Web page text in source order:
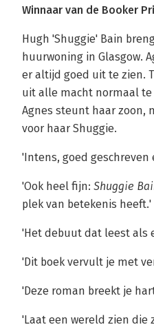
Winnaar van de Booker
Hugh 'Shuggie' Bain
huurwoning in Glasgow.
er altijd goed uit te zien.
uit alle macht normaal te
Agnes steunt haar zoon,
voor haar Shuggie.
'Intens, goed geschreven
'Ook heel fijn: Shuggie
plek van betekenis heeft.'
'Het debuut dat leest als
'Dit boek vervult je met
'Deze roman breekt je
'Laat een wereld zien